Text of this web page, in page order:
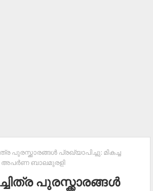
പുരസ്ക്കാരങ്ങള്‍ പ്രഖ്യാപിച്ചു: മികച്ച
അപർണ ബാലമുരളി
പുരസ്ക്കാരങ്ങള്‍